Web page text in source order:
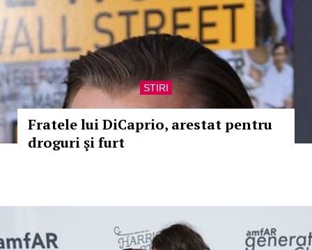
STIRI
Fratele lui DiCaprio, arestat pentru
droguri şi furt